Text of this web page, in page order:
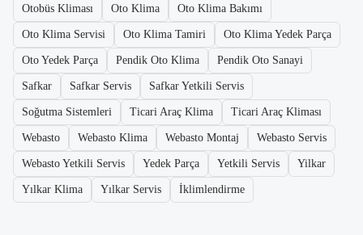
Otobüs Kliması Oto Klima Oto Klima Bakımı
Oto Klima Servisi Oto Klima Tamiri Oto Klima Yedek Parça
Oto Yedek Parça Pendik Oto Klima Pendik Oto Sanayi
Safkar Safkar Servis Safkar Yetkili Servis
Soğutma Sistemleri Ticari Araç Klima Ticari Araç Kliması
Webasto Webasto Klima Webasto Montaj Webasto Servis
Webasto Yetkili Servis Yedek Parça Yetkili Servis Yilkar
Yılkar Klima Yılkar Servis İklimlendirme